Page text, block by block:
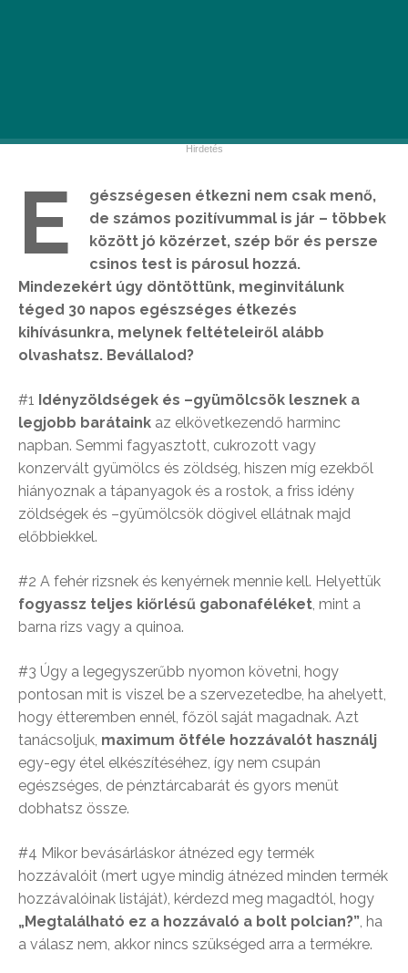
E
gészségesen étkezni nem csak menő,
de számos pozitívummal is jár – többek
között jó közérzet, szép bőr és persze
csinos test is párosul hozzá.
Mindezekért úgy döntöttünk, meginvitálunk
téged 30 napos egészséges étkezés
kihívásunkra, melynek feltételeiről alább
olvashatsz. Bevállalod?
#1 Idényzöldségek és –gyümölcsök lesznek a
legjobb barátaink az elkövetkezendő harminc
napban. Semmi fagyasztott, cukrozott vagy
konzervált gyümölcs és zöldség, hiszen míg ezekből
hiányoznak a tápanyagok és a rostok, a friss idény
zöldségek és –gyümölcsök dögivel ellátnak majd
előbbiekkel.
#2 A fehér rizsnek és kenyérnek mennie kell. Helyettük
fogyassz teljes kiőrlésű gabonaféléket, mint a
barna rizs vagy a quinoa.
#3 Úgy a legegyszerűbb nyomon követni, hogy
pontosan mit is viszel be a szervezetedbe, ha ahelyett,
hogy étteremben ennél, főzöl saját magadnak. Azt
tanácsoljuk, maximum ötféle hozzávalót használj
egy-egy étel elkészítéséhez, így nem csupán
egészséges, de pénztárcabarát és gyors menüt
dobhatsz össze.
#4 Mikor bevásárláskor átnézed egy termék
hozzávalóit (mert ugye mindig átnézed minden termék
hozzávalóinak listáját), kérdezd meg magadtól, hogy
„Megtalálható ez a hozzávaló a bolt polcian?”, ha
a válasz nem, akkor nincs szükséged arra a termékre.